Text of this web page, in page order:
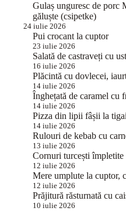
Gulaș unguresc de porc
găluște (csipetke)
24 iulie 2026
Pui crocant la cuptor
23 iulie 2026
Salată de castraveți cu
16 iulie 2026
Plăcintă cu dovlecei,
14 iulie 2026
Înghețată de caramel cu
14 iulie 2026
Pizza din lipii fâșii la
14 iulie 2026
Rulouri de kebab cu
13 iulie 2026
Cornuri turcești împletite
12 iulie 2026
Mere umplute la cuptor,
12 iulie 2026
Prăjitură răsturnată cu
10 iulie 2026